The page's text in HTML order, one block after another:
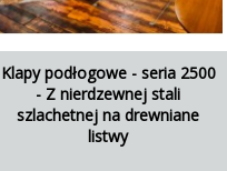
Klapy podłogowe - seria 2500
- Z nierdzewnej stali
szlachetnej na drewniane
listwy